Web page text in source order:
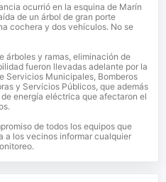
ocurrió en la esquina de Marín
de un árbol de gran porte
cochera y dos vehículos. No se
árboles y ramas, eliminación de
fueron llevadas adelante por la
Servicios Municipales, Bomberos
y Servicios Públicos, que además
energía eléctrica que afectaron el
de todos los equipos que
a los vecinos informar cualquier